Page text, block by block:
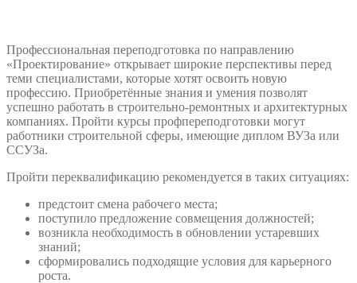
Профессиональная переподготовка по направлению
«Проектирование» открывает широкие перспективы перед
теми специалистами, которые хотят освоить новую
профессию. Приобретённые знания и умения позволят
успешно работать в строительно-ремонтных и архитектурных
компаниях. Пройти курсы профпереподготовки могут
работники строительной сферы, имеющие диплом ВУЗа или
ССУЗа.
Пройти переквалификацию рекомендуется в таких ситуациях:
предстоит смена рабочего места;
поступило предложение совмещения должностей;
возникла необходимость в обновлении устаревших
знаний;
сформировались подходящие условия для карьерного
роста.